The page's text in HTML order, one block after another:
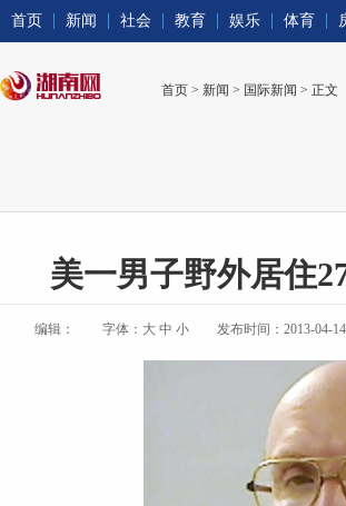
首页 新闻 社会 教育 娱乐 体育
首页 > 新闻 > 国际新闻 > 正文
美一男子野外居住
编辑： 字体： 大 中 小 发布时间：2013-04-